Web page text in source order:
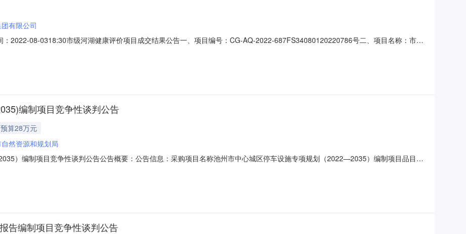
有限公司
2022-08-0318:30市级河湖健康评价项目成交结果公告一、项目编号：CG-AQ-2022-687FS34080120220786号二、项目名称：市级
级河湖健康评价项目服务范围：详见磋商文件服务要求：详见磋商文件服务时间：详见磋商文件服务标准：详见磋商文件五、评
编制项目竞争性谈判公告
预算28万元
然资源和规划局
）编制项目竞争性谈判公告公告概要：公告信息：采购项目名称池州市中心城区停车设施专项规划（2022—2035）编制项目品目服
:*:00至12:00下午:1*:30至17:00（北京时间，法定节假日除外）预算金额￥2*.000000万元（人民币
告编制项目竞争性谈判公告